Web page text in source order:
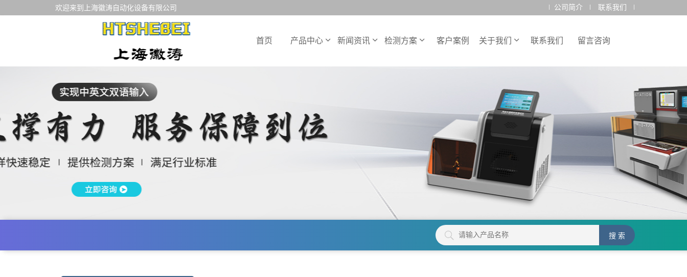
欢迎来到上海徽涛自动化设备有限公司 公司简介 联系我们
首页 产品中心 新闻资讯 检测方案 客户案例 关于我们 联系我们 留言咨询